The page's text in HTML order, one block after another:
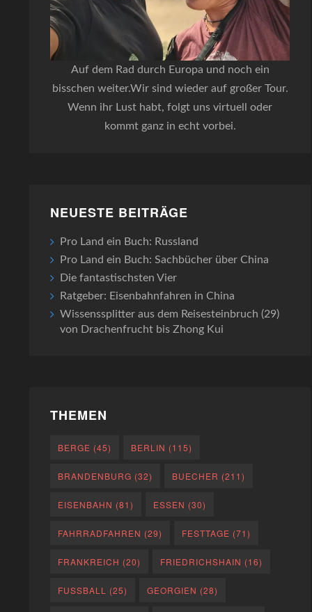
Auf dem Rad durch Europa und noch ein
bisschen weiter.Wir sind wieder auf großer Tour.
Wenn ihr Lust habt, folgt uns virtuell oder
kommt ganz in echt vorbei.
NEUESTE BEITRÄGE
Pro Land ein Buch: Russland
Pro Land ein Buch: Sachbücher über China
Die fantastischsten Vier
Ratgeber: Eisenbahnfahren in China
Wissenssplitter aus dem Reisesteinbruch (29)
von Drachenfrucht bis Zhong Kui
THEMEN
BERGE (45) BERLIN (115)
BRANDENBURG (32) BUECHER (211)
EISENBAHN (81) ESSEN (30)
FAHRRADFAHREN (29) FESTTAGE (71)
FRANKREICH (20) FRIEDRICHSHAIN (16)
FUSSBALL (25) GEORGIEN (28)